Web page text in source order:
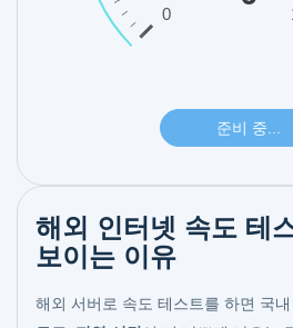
해외 인터넷 속도 테
보이는 이유
해외 서버로 속도 테스트를 하면 국